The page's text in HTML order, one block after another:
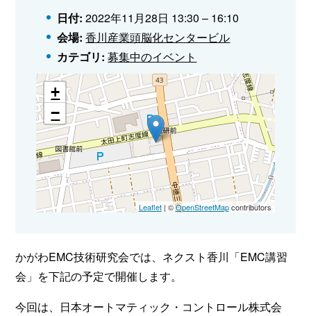
日付: 2022年11月28日 13:30 – 16:10
会場: 香川産業頭脳化センタービル
カテゴリ: 募集中のイベント
+
−
Leaflet| ©OpenStreetMapcontributors
かがわEMC技術研究会では、ネクスト香川「EMC講習
会」を下記の予定で開催します。
今回は、日本オートマティック・コントロール株式会